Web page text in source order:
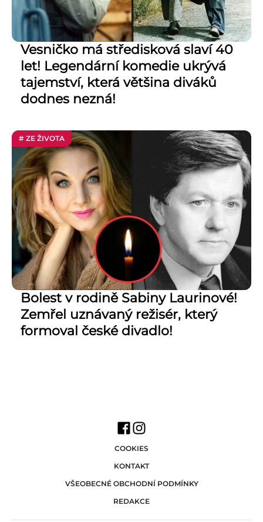
Vesničko má středisková slaví 40
let! Legendární komedie ukrývá
tajemství, která většina diváků
dodnes nezná!
# ZE ŽIVOTA
Bolest v rodině Sabiny Laurinové!
Zemřel uznávaný režisér, který
formoval české divadlo!
COOKIES
KONTAKT
VŠEOBECNÉ OBCHODNÍ PODMÍNKY
REDAKCE